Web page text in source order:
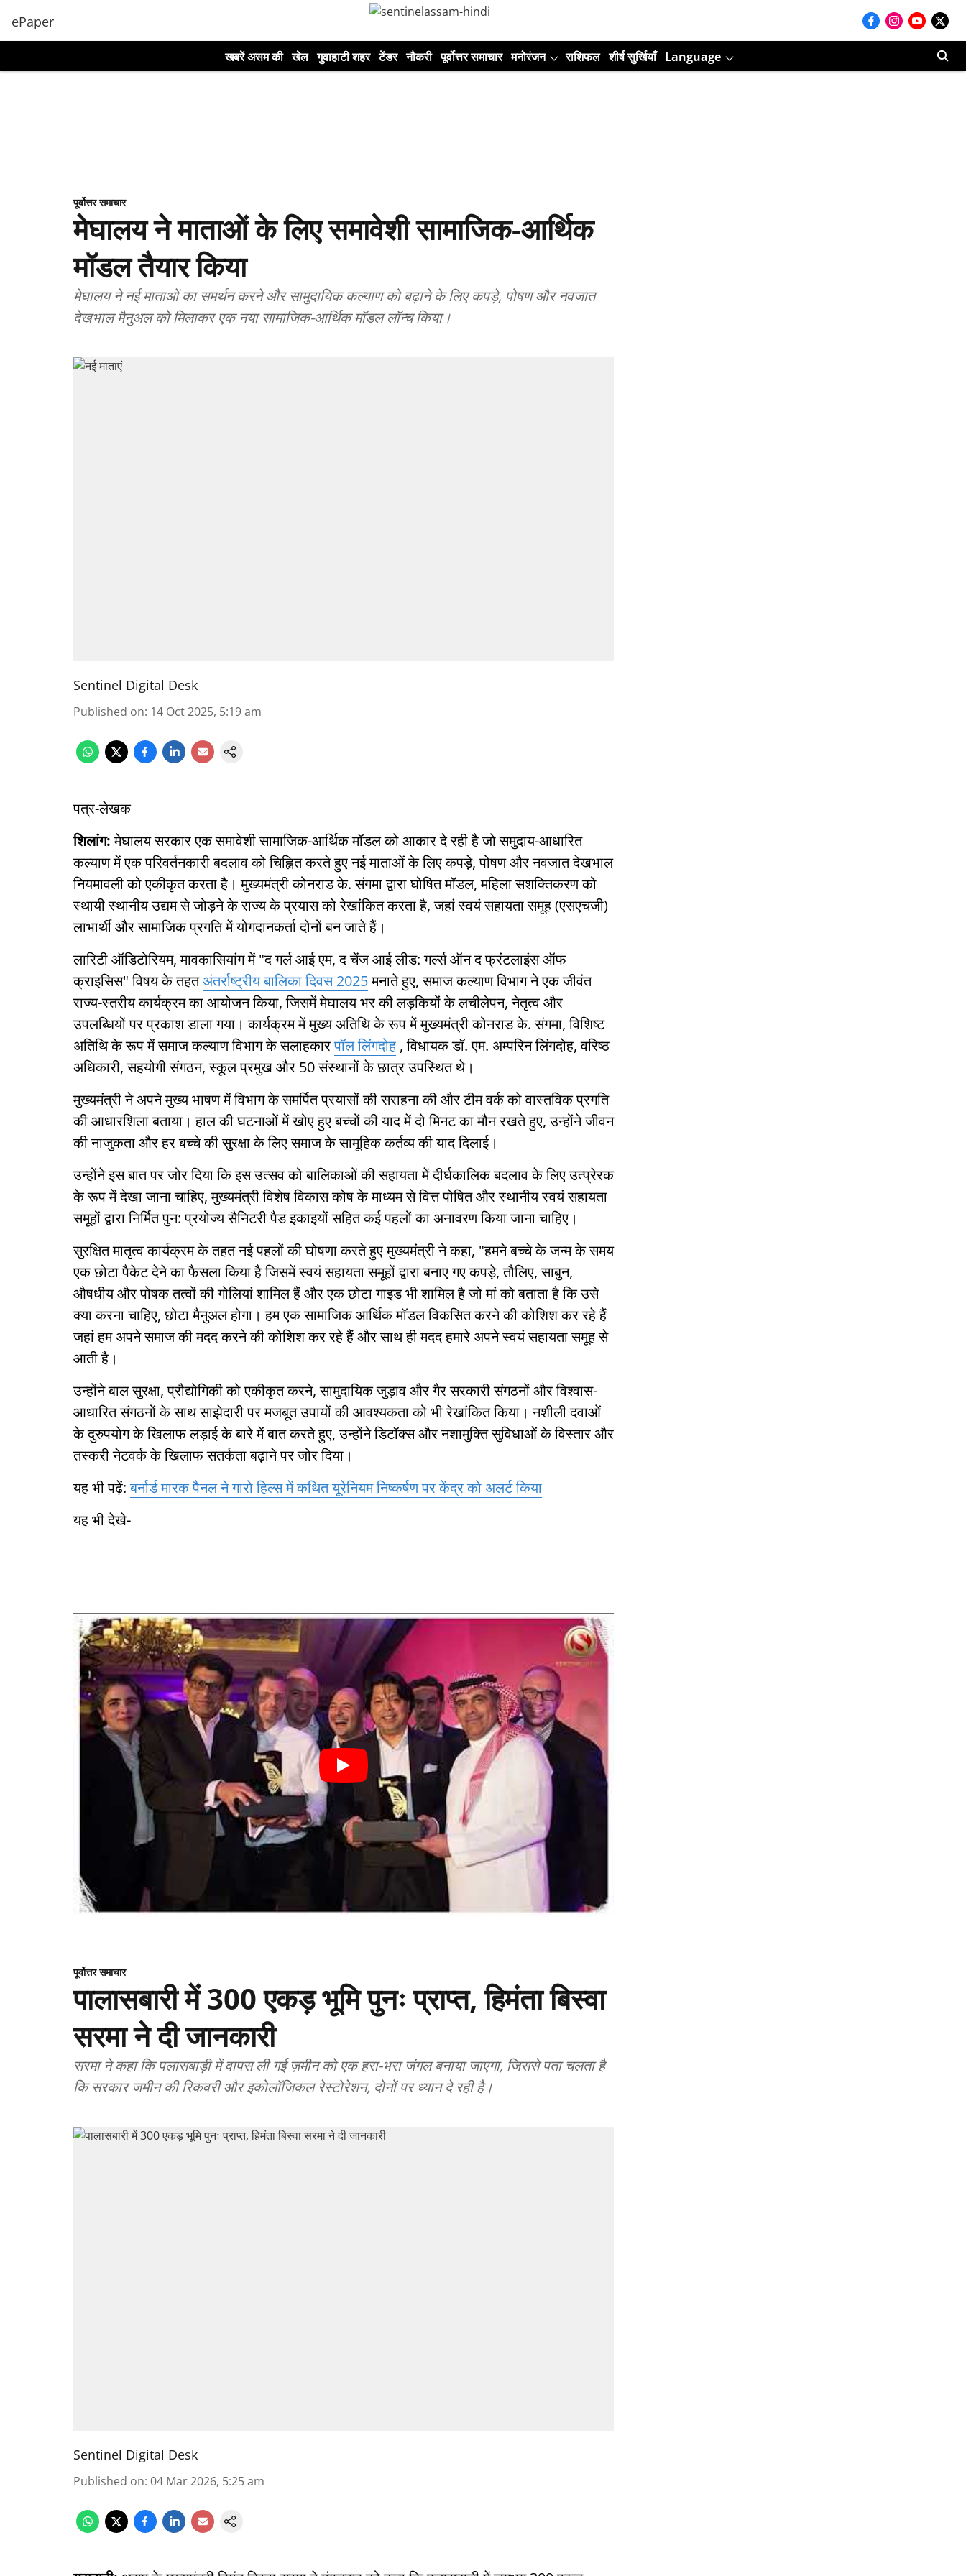
ePaper
खबरें असम की खेल गुवाहाटी शहर टेंडर नौकरी पूर्वोत्तर समाचार मनोरंजन राशिफल शीर्ष सुर्खियाँ Language
पूर्वोत्तर समाचार
मेघालय ने माताओं के लिए समावेशी सामाजिक-आर्थिक
मॉडल तैयार किया
मेघालय ने नई माताओं का समर्थन करने और सामुदायिक कल्याण को बढ़ाने के लिए कपड़े, पोषण और नवजात
देखभाल मैनुअल को मिलाकर एक नया सामाजिक-आर्थिक मॉडल लॉन्च किया।
Sentinel Digital Desk
Published on: 14 Oct 2025, 5:19 am
पत्र-लेखक
शिलांग:मेघालय सरकार एक समावेशी सामाजिक-आर्थिक मॉडल को आकार दे रही है जो समुदाय-आधारित
कल्याण में एक परिवर्तनकारी बदलाव को चिह्नित करते हुए नई माताओं के लिए कपड़े, पोषण और नवजात देखभाल
नियमावली को एकीकृत करता है। मुख्यमंत्री कोनराड के. संगमा द्वारा घोषित मॉडल, महिला सशक्तिकरण को
स्थायी स्थानीय उद्यम से जोड़ने के राज्य के प्रयास को रेखांकित करता है, जहां स्वयं सहायता समूह (एसएचजी)
लाभार्थी और सामाजिक प्रगति में योगदानकर्ता दोनों बन जाते हैं।
लारिटी ऑडिटोरियम, मावकासियांग में "द गर्ल आई एम, द चेंज आई लीड: गर्ल्स ऑन द फ्रंटलाइंस ऑफ
क्राइसिस" विषय के तहतअंतर्राष्ट्रीय बालिका दिवस 2025मनाते हुए, समाज कल्याण विभाग ने एक जीवंत
राज्य-स्तरीय कार्यक्रम का आयोजन किया, जिसमें मेघालय भर की लड़कियों के लचीलेपन, नेतृत्व और
उपलब्धियों पर प्रकाश डाला गया। कार्यक्रम में मुख्य अतिथि के रूप में मुख्यमंत्री कोनराड के. संगमा, विशिष्ट
अतिथि के रूप में समाज कल्याण विभाग के सलाहकारपॉल लिंगदोह , विधायक डॉ. एम. अम्परिन लिंगदोह, वरिष्ठ
अधिकारी, सहयोगी संगठन, स्कूल प्रमुख और 50 संस्थानों के छात्र उपस्थित थे।
मुख्यमंत्री ने अपने मुख्य भाषण में विभाग के समर्पित प्रयासों की सराहना की और टीम वर्क को वास्तविक प्रगति
की आधारशिला बताया। हाल की घटनाओं में खोए हुए बच्चों की याद में दो मिनट का मौन रखते हुए, उन्होंने जीवन
की नाजुकता और हर बच्चे की सुरक्षा के लिए समाज के सामूहिक कर्तव्य की याद दिलाई।
उन्होंने इस बात पर जोर दिया कि इस उत्सव को बालिकाओं की सहायता में दीर्घकालिक बदलाव के लिए उत्प्रेरक
के रूप में देखा जाना चाहिए, मुख्यमंत्री विशेष विकास कोष के माध्यम से वित्त पोषित और स्थानीय स्वयं सहायता
समूहों द्वारा निर्मित पुन: प्रयोज्य सैनिटरी पैड इकाइयों सहित कई पहलों का अनावरण किया जाना चाहिए।
सुरक्षित मातृत्व कार्यक्रम के तहत नई पहलों की घोषणा करते हुए मुख्यमंत्री ने कहा, "हमने बच्चे के जन्म के समय
एक छोटा पैकेट देने का फैसला किया है जिसमें स्वयं सहायता समूहों द्वारा बनाए गए कपड़े, तौलिए, साबुन,
औषधीय और पोषक तत्वों की गोलियां शामिल हैं और एक छोटा गाइड भी शामिल है जो मां को बताता है कि उसे
क्या करना चाहिए, छोटा मैनुअल होगा। हम एक सामाजिक आर्थिक मॉडल विकसित करने की कोशिश कर रहे हैं
जहां हम अपने समाज की मदद करने की कोशिश कर रहे हैं और साथ ही मदद हमारे अपने स्वयं सहायता समूह से
आती है।
उन्होंने बाल सुरक्षा, प्रौद्योगिकी को एकीकृत करने, सामुदायिक जुड़ाव और गैर सरकारी संगठनों और विश्वास-
आधारित संगठनों के साथ साझेदारी पर मजबूत उपायों की आवश्यकता को भी रेखांकित किया। नशीली दवाओं
के दुरुपयोग के खिलाफ लड़ाई के बारे में बात करते हुए, उन्होंने डिटॉक्स और नशामुक्ति सुविधाओं के विस्तार और
तस्करी नेटवर्क के खिलाफ सतर्कता बढ़ाने पर जोर दिया।
यह भी पढ़ें:बर्नार्ड मारक पैनल ने गारो हिल्स में कथित यूरेनियम निष्कर्षण पर केंद्र को अलर्ट किया
यह भी देखे-
पूर्वोत्तर समाचार
पालासबारी में 300 एकड़ भूमि पुनः प्राप्त, हिमंता बिस्वा
सरमा ने दी जानकारी
सरमा ने कहा कि पलासबाड़ी में वापस ली गई ज़मीन को एक हरा-भरा जंगल बनाया जाएगा, जिससे पता चलता है
कि सरकार जमीन की रिकवरी और इकोलॉजिकल रेस्टोरेशन, दोनों पर ध्यान दे रही है।
Sentinel Digital Desk
Published on: 04 Mar 2026, 5:25 am